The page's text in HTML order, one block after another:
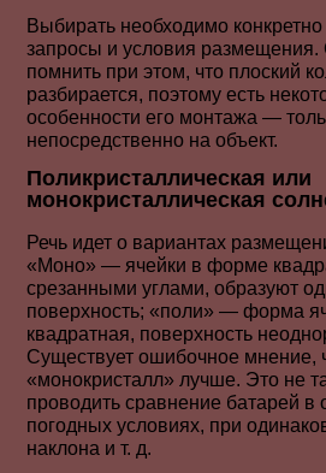
Выбирать необходимо
запросы и условия размещения.
помнить при этом, что плоский
разбирается, поэтому есть
особенности его монтажа —
непосредственно на объект.
Поликристаллическая или
монокристаллическая
Речь идет о вариантах
«Моно» — ячейки в форме
срезанными углами, образуют
поверхность; «поли» — форма
квадратная, поверхность
Существует ошибочное мнение,
«монокристалл» лучше. Это не
проводить сравнение батарей в
погодных условиях, при
наклона и т. д.